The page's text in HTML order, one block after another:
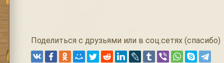
Поделиться с друзьями или в соц.сетях (спасибо)